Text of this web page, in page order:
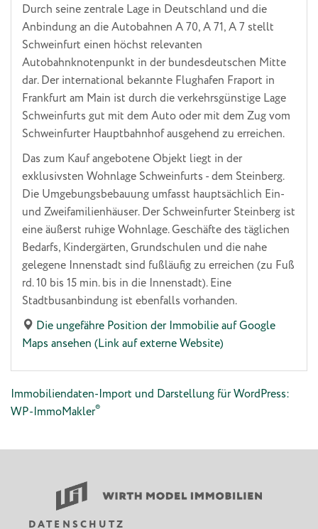
Durch seine zentrale Lage in Deutschland und die
Anbindung an die Autobahnen A 70, A 71, A 7 stellt
Schweinfurt einen höchst relevanten
Autobahnknotenpunkt in der bundesdeutschen Mitte
dar. Der international bekannte Flughafen Fraport in
Frankfurt am Main ist durch die verkehrsgünstige Lage
Schweinfurts gut mit dem Auto oder mit dem Zug vom
Schweinfurter Hauptbahnhof ausgehend zu erreichen.
Das zum Kauf angebotene Objekt liegt in der
exklusivsten Wohnlage Schweinfurts - dem Steinberg.
Die Umgebungsbebauung umfasst hauptsächlich Ein-
und Zweifamilienhäuser. Der Schweinfurter Steinberg ist
eine äußerst ruhige Wohnlage. Geschäfte des täglichen
Bedarfs, Kindergärten, Grundschulen und die nahe
gelegene Innenstadt sind fußläufig zu erreichen (zu Fuß
rd. 10 bis 15 min. bis in die Innenstadt). Eine
Stadtbusanbindung ist ebenfalls vorhanden.
Die ungefähre Position der Immobilie auf Google
Maps ansehen (Link auf externe Website)
Immobiliendaten-Import und Darstellung für WordPress:
WP-ImmoMakler®
DATENSCHUTZ